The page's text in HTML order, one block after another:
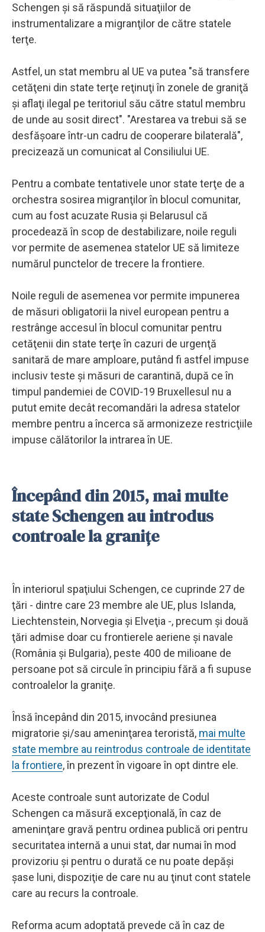
Schengen şi să răspundă situaţiilor de
instrumentalizare a migranţilor de către statele
terţe.
Astfel, un stat membru al UE va putea "să transfere
cetăţeni din state terţe reţinuţi în zonele de graniţă
şi aflaţi ilegal pe teritoriul său către statul membru
de unde au sosit direct". "Arestarea va trebui să se
desfăşoare într-un cadru de cooperare bilaterală",
precizează un comunicat al Consiliului UE.
Pentru a combate tentativele unor state terţe de a
orchestra sosirea migranţilor în blocul comunitar,
cum au fost acuzate Rusia şi Belarusul că
procedează în scop de destabilizare, noile reguli
vor permite de asemenea statelor UE să limiteze
numărul punctelor de trecere la frontiere.
Noile reguli de asemenea vor permite impunerea
de măsuri obligatorii la nivel european pentru a
restrânge accesul în blocul comunitar pentru
cetăţenii din state terţe în cazuri de urgenţă
sanitară de mare amploare, putând fi astfel impuse
inclusiv teste şi măsuri de carantină, după ce în
timpul pandemiei de COVID-19 Bruxellesul nu a
putut emite decât recomandări la adresa statelor
membre pentru a încerca să armonizeze restricţiile
impuse călătorilor la intrarea în UE.
Începând din 2015, mai multe
state Schengen au introdus
controale la granițe
În interiorul spaţiului Schengen, ce cuprinde 27 de
ţări - dintre care 23 membre ale UE, plus Islanda,
Liechtenstein, Norvegia şi Elveţia -, precum şi două
ţări admise doar cu frontierele aeriene şi navale
(România şi Bulgaria), peste 400 de milioane de
persoane pot să circule în principiu fără a fi supuse
controalelor la graniţe.
Însă începând din 2015, invocând presiunea
migratorie şi/sau ameninţarea teroristă, mai multe
state membre au reintrodus controale de identitate
la frontiere, în prezent în vigoare în opt dintre ele.
Aceste controale sunt autorizate de Codul
Schengen ca măsură excepţională, în caz de
ameninţare gravă pentru ordinea publică ori pentru
securitatea internă a unui stat, dar numai în mod
provizoriu şi pentru o durată ce nu poate depăşi
şase luni, dispoziţie de care nu au ţinut cont statele
care au recurs la controale.
Reforma acum adoptată prevede că în caz de